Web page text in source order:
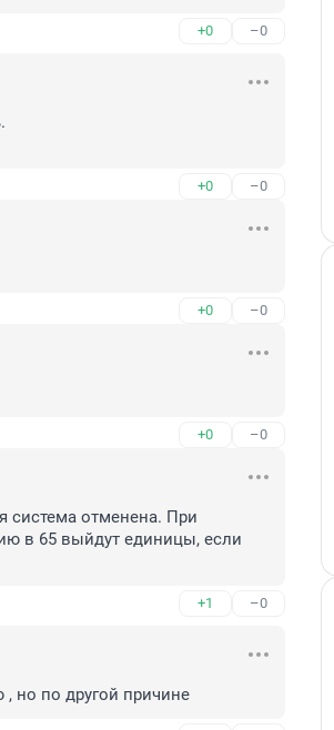
+0 –0
+0 –0
+0 –0
+0 –0
система отменена. При
в 65 выйдут единицы, если
+1 –0
но по другой причине